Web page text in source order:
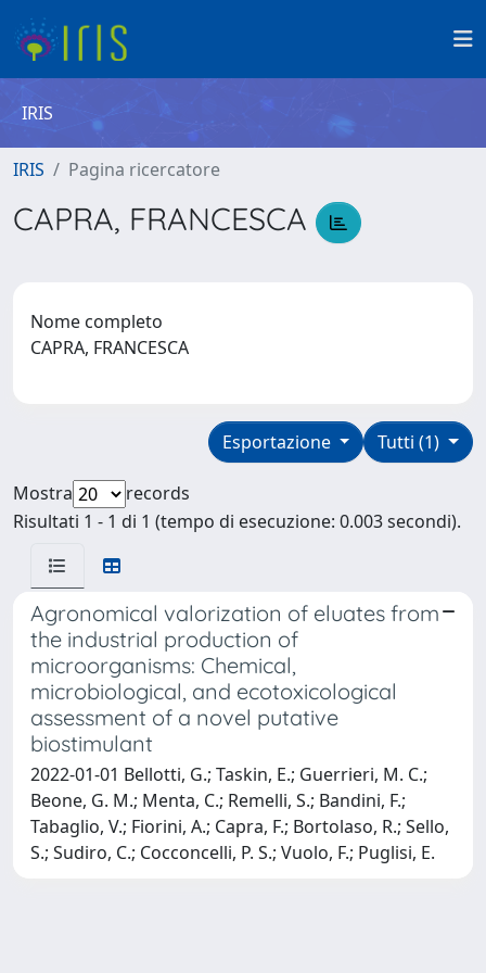
IRIS
IRIS Pagina ricercatore
CAPRA, FRANCESCA
Nome completo
CAPRA, FRANCESCA
Tutti (1)
Esportazione
Mostra
records
Risultati 1 - 1 di 1 (tempo di esecuzione: 0.003 secondi).
Agronomical valorization of eluates from
the industrial production of
microorganisms: Chemical,
microbiological, and ecotoxicological
assessment of a novel putative
biostimulant
2022-01-01 Bellotti, G.; Taskin, E.; Guerrieri, M. C.;
Beone, G. M.; Menta, C.; Remelli, S.; Bandini, F.;
Tabaglio, V.; Fiorini, A.; Capra, F.; Bortolaso, R.; Sello,
S.; Sudiro, C.; Cocconcelli, P. S.; Vuolo, F.; Puglisi, E.